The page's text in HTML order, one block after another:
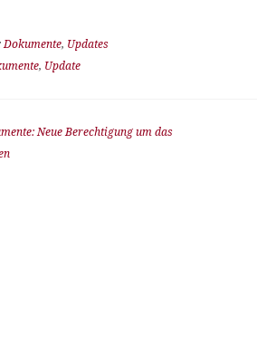
Dokumente, Updates
, Update
Neue Berechtigung um das